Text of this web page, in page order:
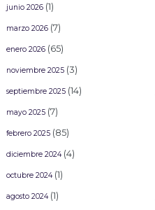
junio 2026(1)
marzo 2026(7)
enero 2026(65)
noviembre 2025(3)
septiembre 2025(14)
mayo 2025(7)
febrero 2025(85)
diciembre 2024(4)
octubre 2024(1)
agosto 2024(1)